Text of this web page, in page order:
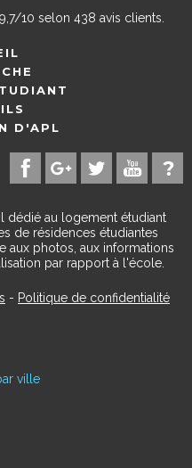
9,7/10 selon 438 avis clients.
D'APL
dédié au logement étudiant
de résidences étudiantes
aux photos, aux informations
par rapport à l'école.
- Politique de confidentialité
ville